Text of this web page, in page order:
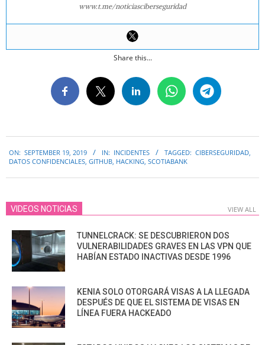
www.t.me/noticiasciberseguridad
Share this...
09-
ON: SEPTEMBER 19, 2019 IN: INCIDENTES TAGGED: CIBERSEGURIDAD,
DATOS CONFIDENCIALES, GITHUB, HACKING, SCOTIABANK
VIDEOS NOTICIAS VIEW ALL
TUNNELCRACK: SE DESCUBRIERON DOS
VULNERABILIDADES GRAVES EN LAS VPN QUE
HABÍAN ESTADO INACTIVAS DESDE 1996
KENIA SOLO OTORGARÁ VISAS A LA LLEGADA
DESPUÉS DE QUE EL SISTEMA DE VISAS EN
LÍNEA FUERA HACKEADO